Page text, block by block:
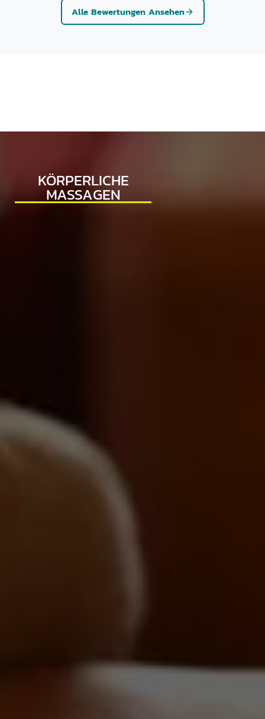
Alle Bewertungen Ansehen
KÖRPERLICHE
MASSAGEN